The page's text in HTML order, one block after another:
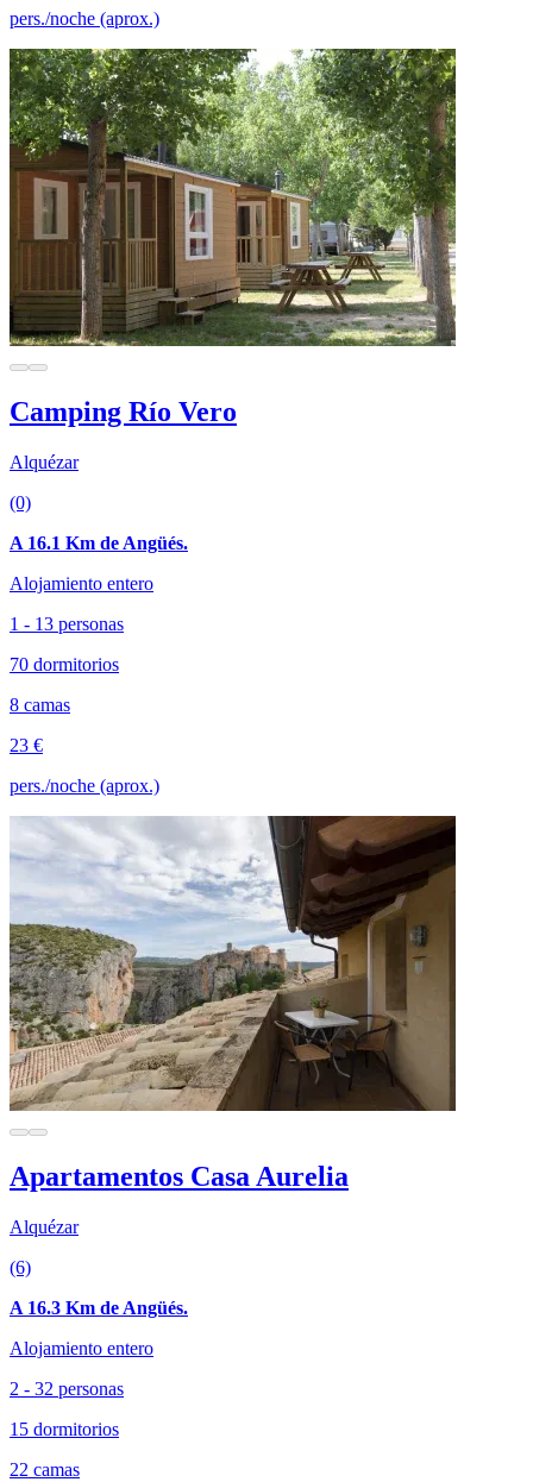
pers./noche (aprox.)
Camping Río Vero
Alquézar
(0)
A 16.1 Km de Angüés.
Alojamiento entero
1 - 13 personas
70 dormitorios
8 camas
23 €
pers./noche (aprox.)
Apartamentos Casa Aurelia
Alquézar
(6)
A 16.3 Km de Angüés.
Alojamiento entero
2 - 32 personas
15 dormitorios
22 camas